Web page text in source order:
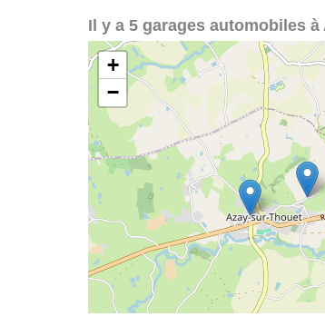
Il y a 5 garages automobiles
+
−